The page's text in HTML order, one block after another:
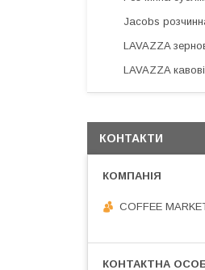
Jacobs
LAVAZZA
LAVAZZA
КОНТАКТИ
COFFEE